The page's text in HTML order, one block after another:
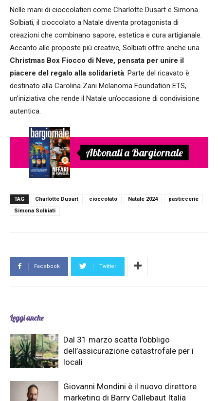
Nelle mani di cioccolatieri come Charlotte Dusart e Simona
Solbiati, il cioccolato a Natale diventa protagonista di
creazioni che combinano sapore, estetica e cura artigianale.
Accanto alle proposte più creative, Solbiati offre anche una
Christmas Box Fiocco di Neve, pensata per unire il
piacere del regalo alla solidarietà. Parte del ricavato è
destinato alla Carolina Zani Melanoma Foundation ETS,
un’iniziativa che rende il Natale un’occasione di condivisione
autentica.
Abbonati a Bargiornale
TAG Charlotte Dusart cioccolato Natale 2024
pasticcerie
Simona Solbiati
Facebook Twitter
Leggi anche
Dal 31 marzo scatta l’obbligo
dell’assicurazione catastrofale per i
locali
Giovanni Mondini è il nuovo direttore
marketing di Barry Callebaut Italia